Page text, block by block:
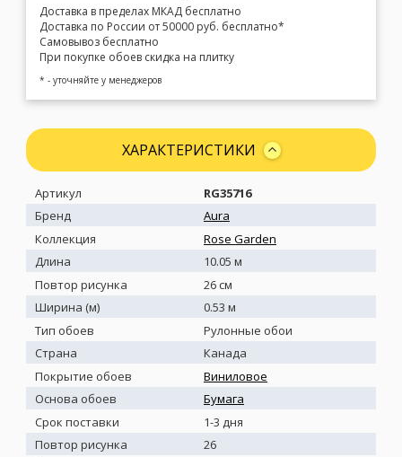
Доставка в пределах МКАД бесплатно
Доставка по России от 50000 руб. бесплатно*
Самовывоз бесплатно
При покупке обоев скидка на плитку
* - уточняйте у менеджеров
ХАРАКТЕРИСТИКИ
Артикул
RG35716
Бренд
Aura
Коллекция
Rose Garden
Длина
10.05 м
Повтор рисунка
26 см
Ширина (м)
0.53 м
Тип обоев
Рулонные обои
Страна
Канада
Покрытие обоев
Виниловое
Основа обоев
Бумага
Срок поставки
1-3 дня
Повтор рисунка
26